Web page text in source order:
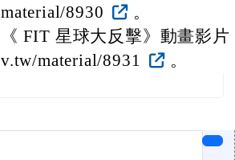
material/8930
。
《 FIT 星球大反擊》動畫影
v.tw/material/8931
。